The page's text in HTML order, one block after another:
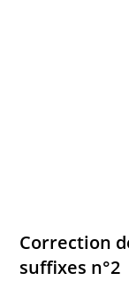
Correction
suffixes n°2